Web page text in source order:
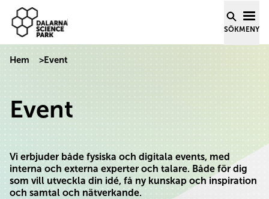
Hoppa till innehåll
Dalarna Science Park
SÖKMENY
Hem >Event
Event
Vi erbjuder både fysiska och digitala events, med
interna och externa experter och talare. Både för dig
som vill utveckla din idé, få ny kunskap och inspiration
och samtal och nätverkande.